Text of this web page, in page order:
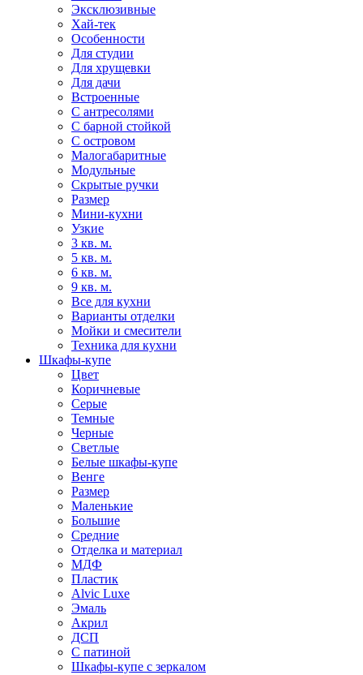
Эксклюзивные
Хай-тек
Особенности
Для студии
Для хрущевки
Для дачи
Встроенные
С антресолями
С барной стойкой
С островом
Малогабаритные
Модульные
Скрытые ручки
Размер
Мини-кухни
Узкие
3 кв. м.
5 кв. м.
6 кв. м.
9 кв. м.
Все для кухни
Варианты отделки
Мойки и смесители
Техника для кухни
Шкафы-купе
Цвет
Коричневые
Серые
Темные
Черные
Светлые
Белые шкафы-купе
Венге
Размер
Маленькие
Большие
Средние
Отделка и материал
МДФ
Пластик
Alvic Luxe
Эмаль
Акрил
ДСП
С патиной
Шкафы-купе с зеркалом